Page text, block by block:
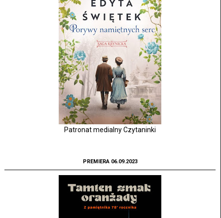
Patronat medialny Czytaninki
PREMIERA 06.09.2023